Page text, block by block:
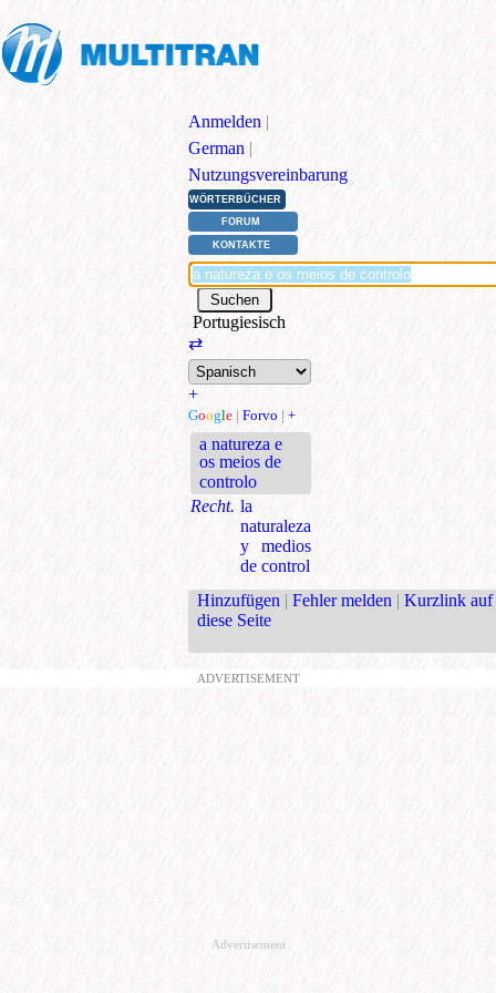
Anmelden |
German |
Nutzungsvereinbarung
WÖRTERBÜCHER
FORUM
KONTAKTE
Portugiesisch
⇄
+
Google | Forvo | +
a natureza e
os meios de
controlo
Recht. la
naturaleza
y medios
de control
Hinzufügen | Fehler melden | Kurzlink auf
diese Seite
ADVERTISEMENT
Advertisement